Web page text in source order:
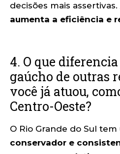
decisões mais assertivas.
aumenta a eficiência e
4. O que
gaúcho de outras
você já atuou,
Centro-Oeste?
O Rio Grande do Sul tem
conservador e